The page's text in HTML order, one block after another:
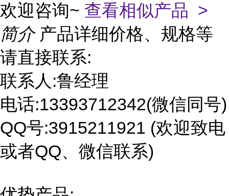
欢迎咨询~ 查看相似产品 >
简介 产品详细价格、规格等
请直接联系:
联系人:鲁经理
电话:13393712342(微信同号)
QQ号:3915211921 (欢迎致电
或者QQ、微信联系)